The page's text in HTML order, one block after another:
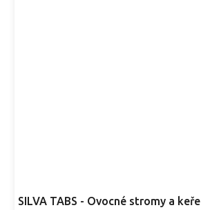
SILVA TABS - Ovocné stromy a keře